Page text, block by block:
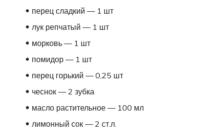
перец сладкий — 1 шт
лук репчатый — 1 шт
морковь — 1 шт
помидор — 1 шт
перец горький — 0,25 шт
чеснок — 2 зубка
масло растительное — 100 мл
лимонный сок — 2 ст.л.